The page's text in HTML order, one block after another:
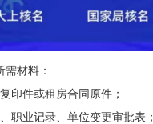
材料：
印件或租房合同原件；
职业记录、单位变更审批表；